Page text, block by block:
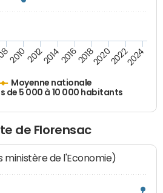
Moyenne nationale
de 5 000 à 10 000 habitants
20102012201420162018202020222024
de Florensac
ministère de l'Economie)